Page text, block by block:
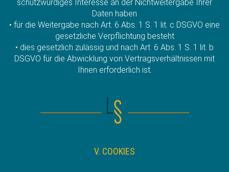
schutzwürdiges Interesse an der Nichtweitergabe Ihrer
Daten haben
• für die Weitergabe nach Art. 6 Abs. 1 S. 1 lit. c DSGVO eine
gesetzliche Verpflichtung besteht
• dies gesetzlich zulässig und nach Art. 6 Abs. 1 S. 1 lit. b
DSGVO für die Abwicklung von Vertragsverhältnissen mit
Ihnen erforderlich ist.
V. COOKIES